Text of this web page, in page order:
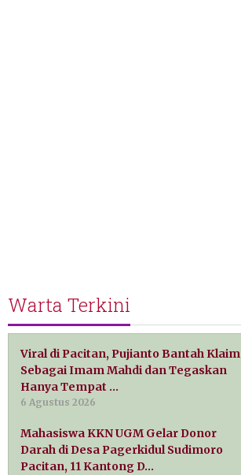
Warta Terkini
Viral di Pacitan, Pujianto Bantah Klaim
Sebagai Imam Mahdi dan Tegaskan
Hanya Tempat …
6 Agustus 2026
Mahasiswa KKN UGM Gelar Donor
Darah di Desa Pagerkidul Sudimoro
Pacitan, 11 Kantong D…